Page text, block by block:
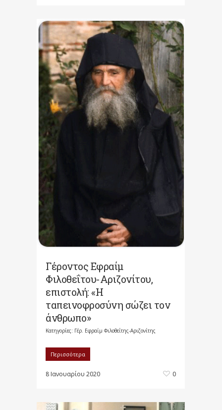
Γέροντος Εφραίμ
Φιλοθεΐτου-Αριζονίτου,
επιστολή: «Η
ταπεινοφροσύνη σώζει τον
άνθρωπο»
Κατηγορίες: Γέρ. Εφραίμ Φιλοθεΐτης-Αριζονίτης
Περισσότερα
8 Ιανουαρίου 2020 0